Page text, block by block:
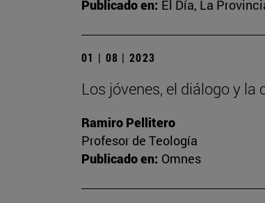
Publicado en: El Día, La
01 | 08 | 2023
Los jóvenes, el diálogo y la
Ramiro Pellitero
Profesor de Teología
Publicado en: Omnes